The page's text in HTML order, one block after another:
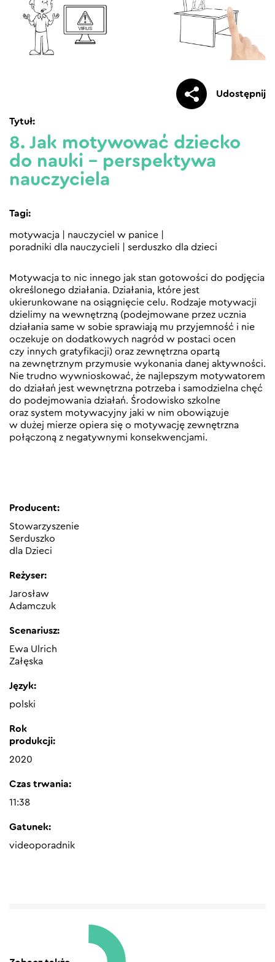
Udostępnij
8. Jak motywować dziecko
do nauki – perspektywa
nauczyciela
Tytuł:
Tagi:
motywacja nauczyciel w panice
poradniki dla nauczycieli
serduszko dla dzieci
Motywacja to nic innego jak stan gotowości do podjęcia
określonego działania. Działania, które jest
ukierunkowane na osiągnięcie celu. Rodzaje motywacji
dzielimy na wewnętrzną (podejmowane przez ucznia
działania same w sobie sprawiają mu przyjemność i nie
oczekuje on dodatkowych nagród w postaci ocen
czy innych gratyfikacji) oraz zewnętrzna opartą
na zewnętrznym przymusie wykonania danej aktywności.
Nie trudno wywnioskować, że najlepszym motywatorem
do działań jest wewnętrzna potrzeba i samodzielna chęć
do podejmowania działań. Środowisko szkolne
oraz system motywacyjny jaki w nim obowiązuje
w dużej mierze opiera się o motywację zewnętrzna
połączoną z negatywnymi konsekwencjami.
Producent:
Stowarzyszenie
Serduszko
dla Dzieci
Reżyser:
Jarosław
Adamczuk
Scenariusz:
Ewa Ulrich
Załęska
Język:
polski
Rok
produkcji:
2020
Czas trwania:
11:38
Gatunek:
videoporadnik